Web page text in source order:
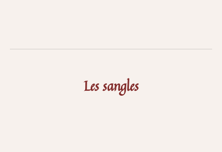
Les sangles